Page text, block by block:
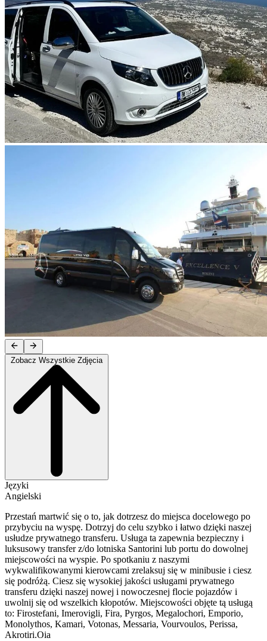
Języki
Angielski
Przestań martwić się o to, jak dotrzesz do miejsca docelowego po
przybyciu na wyspę. Dotrzyj do celu szybko i łatwo dzięki naszej
usłudze prywatnego transferu. Usługa ta zapewnia bezpieczny i
luksusowy transfer z/do lotniska Santorini lub portu do dowolnej
miejscowości na wyspie. Po spotkaniu z naszymi
wykwalifikowanymi kierowcami zrelaksuj się w minibusie i ciesz
się podróżą. Ciesz się wysokiej jakości usługami prywatnego
transferu dzięki naszej nowej i nowoczesnej flocie pojazdów i
uwolnij się od wszelkich kłopotów. Miejscowości objęte tą usługą
to: Firostefani, Imerovigli, Fira, Pyrgos, Megalochori, Emporio,
Monolythos, Kamari, Votonas, Messaria, Vourvoulos, Perissa,
Akrotiri.Oia